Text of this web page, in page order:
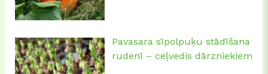
Pavasara sīpolpuķu stādīšana
rudenī – ceļvedis dārzniekiem